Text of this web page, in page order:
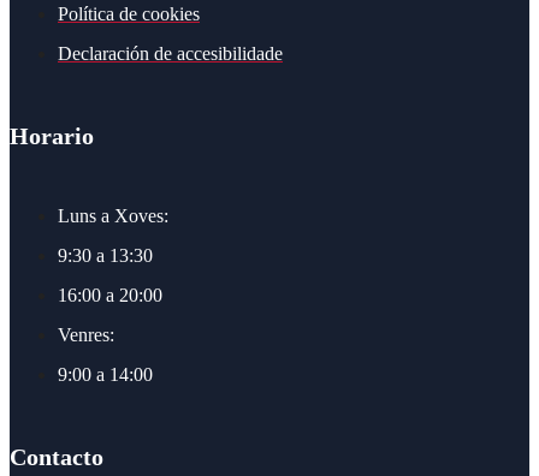
Política de cookies
Declaración de accesibilidade
Horario
Luns a Xoves:
9:30 a 13:30
16:00 a 20:00
Venres:
9:00 a 14:00
Contacto